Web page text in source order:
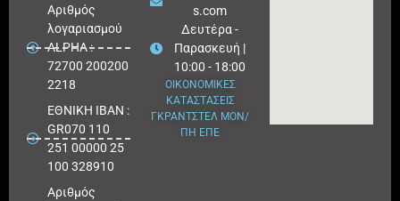
Aριθμός
λογαριασμού
ALPHA :
72700 200200
2218
ΕΘΝΙΚΗ ΙΒΑΝ :
GR070 110
251 00000 25
100 328910
Αριθμός
s.com
Δευτέρα -
Παρασκευή |
10:00 - 18:00
ΟΙΚΟΝΟΜΙΚΕΣ
ΚΑΤΑΣΤΑΣΕΙΣ
ΓΚΡΑΝΤΣΤΕΛ ΜΟΝ/
ΠΗ ΕΠΕ